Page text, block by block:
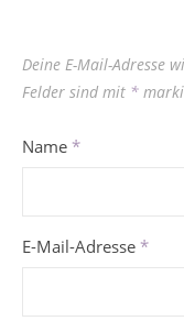
Deine E-Mail-Adresse
Felder sind mit *
Name *
E-Mail-Adresse *